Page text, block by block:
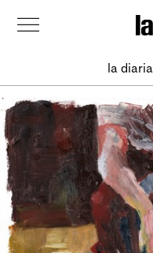
la diaria